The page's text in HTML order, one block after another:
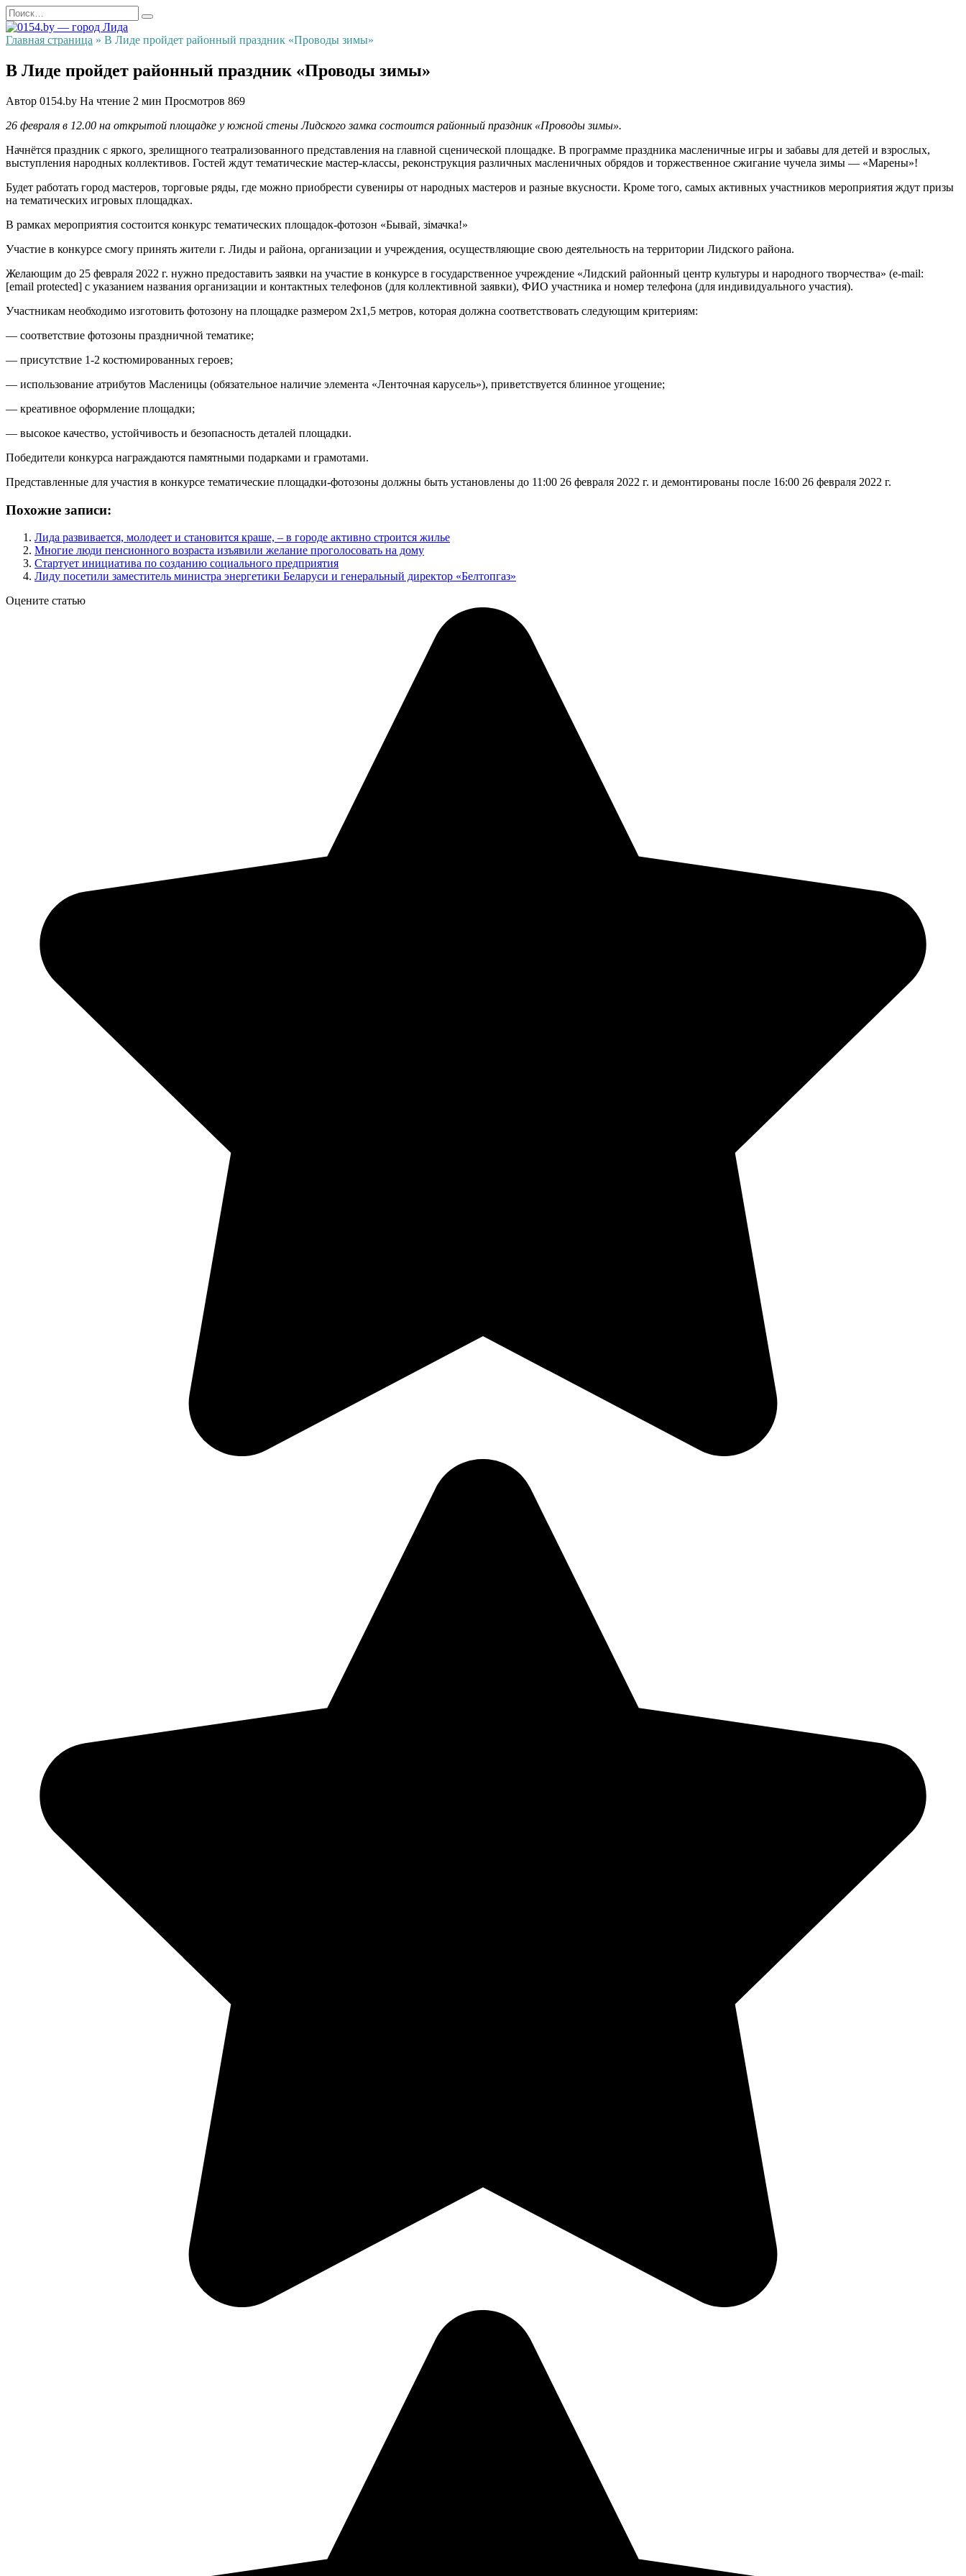
Перейти
к
содержанию
Search
for:
Главная страница » В Лиде пройдет районный праздник «Проводы зимы»
В Лиде пройдет районный праздник «Проводы зимы»
Автор 0154.by На чтение 2 мин Просмотров 869
26 февраля в 12.00 на открытой площадке у южной стены Лидского замка состоится районный праздник «Проводы зимы».
Начнётся праздник с яркого, зрелищного театрализованного представления на главной сценической площадке. В программе праздника масленичные игры и забавы для детей и взрослых,
выступления народных коллективов. Гостей ждут тематические мастер-классы, реконструкция различных масленичных обрядов и торжественное сжигание чучела зимы — «Марены»!
Будет работать город мастеров, торговые ряды, где можно приобрести сувениры от народных мастеров и разные вкусности. Кроме того, самых активных участников мероприятия ждут призы
на тематических игровых площадках.
В рамках мероприятия состоится конкурс тематических площадок-фотозон «Бывай, зімачка!»
Участие в конкурсе смогу принять жители г. Лиды и района, организации и учреждения, осуществляющие свою деятельность на территории Лидского района.
Желающим до 25 февраля 2022 г. нужно предоставить заявки на участие в конкурсе в государственное учреждение «Лидский районный центр культуры и народного творчества» (e-mail:
[email protected] с указанием названия организации и контактных телефонов (для коллективной заявки), ФИО участника и номер телефона (для индивидуального участия).
Участникам необходимо изготовить фотозону на площадке размером 2х1,5 метров, которая должна соответствовать следующим критериям:
— соответствие фотозоны праздничной тематике;
— присутствие 1-2 костюмированных героев;
— использование атрибутов Масленицы (обязательное наличие элемента «Ленточная карусель»), приветствуется блинное угощение;
— креативное оформление площадки;
— высокое качество, устойчивость и безопасность деталей площадки.
Победители конкурса награждаются памятными подарками и грамотами.
Представленные для участия в конкурсе тематические площадки-фотозоны должны быть установлены до 11:00 26 февраля 2022 г. и демонтированы после 16:00 26 февраля 2022 г.
Похожие записи:
Лида развивается, молодеет и становится краше, – в городе активно строится жилье
Многие люди пенсионного возраста изъявили желание проголосовать на дому
Стартует инициатива по созданию социального предприятия
Лиду посетили заместитель министра энергетики Беларуси и генеральный директор «Белтопгаз»
Оцените статью